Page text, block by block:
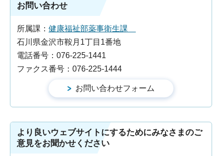
お問い合わせ
所属課： 健康福祉部薬事衛生課
石川県金沢市鞍月1丁目1番地
電話番号：076-225-1441
ファクス番号：076-225-1444
より良いウェブサイトにするためにみなさまのご
意見をお聞かせください